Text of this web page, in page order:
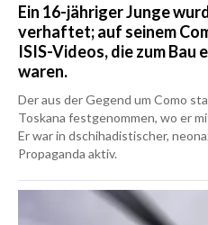
Ein 16-jähriger Junge
verhaftet; auf seinem
ISIS-Videos, die zum Bau
waren.
Der aus der Gegend um Como
Toskana festgenommen, wo er
Er war in dschihadistischer,
Propaganda aktiv.